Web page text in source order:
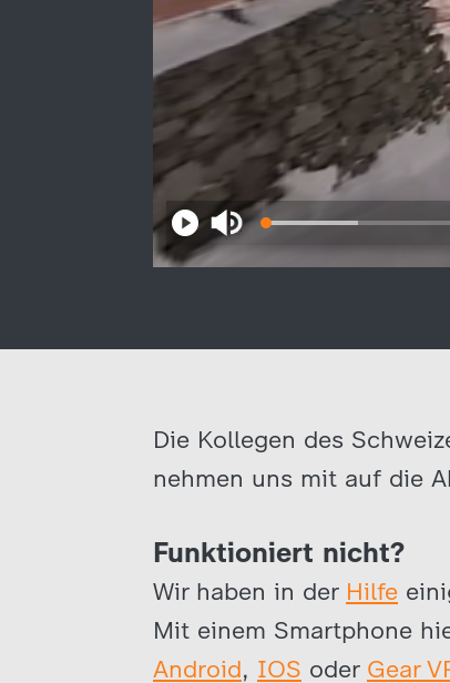
Die Kollegen des
nehmen uns mit auf die
Funktioniert nicht?
Wir haben in der Hilfe
Mit einem Smartphone
Android, IOS oder Gear